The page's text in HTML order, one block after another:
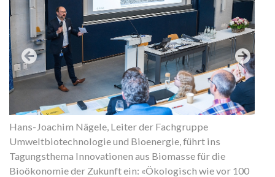
Hans-Joachim Nägele, Leiter der Fachgruppe
Umweltbiotechnologie und Bioenergie, führt ins
Tagungsthema Innovationen aus Biomasse für die
Bioökonomie der Zukunft ein: «Ökologisch wie vor 100